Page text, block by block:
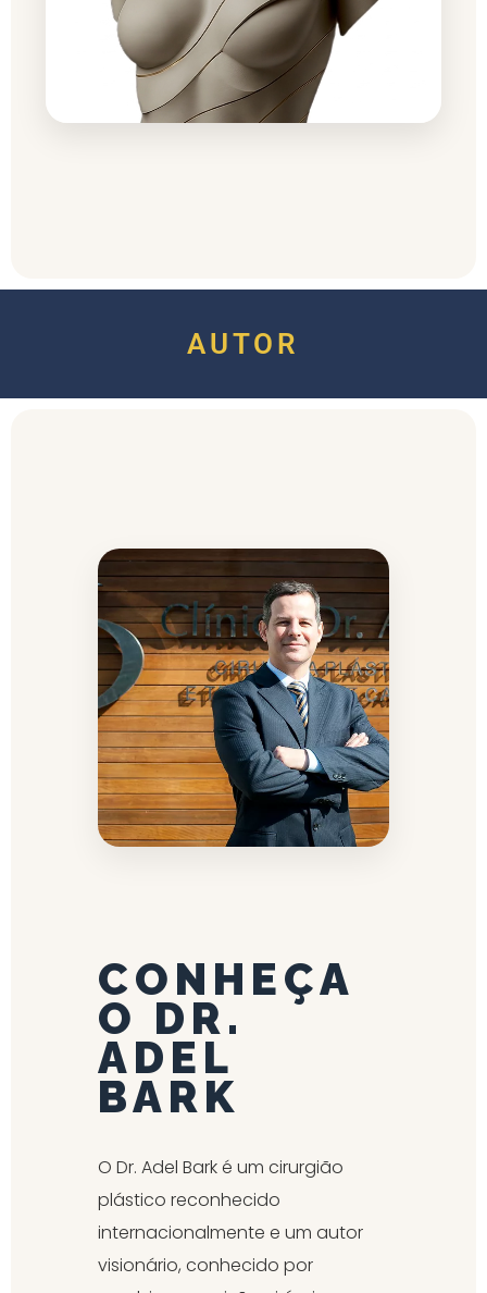
AUTOR
CONHEÇA
O DR.
ADEL
BARK
O Dr. Adel Bark é um cirurgião
plástico reconhecido
internacionalmente e um autor
visionário, conhecido por